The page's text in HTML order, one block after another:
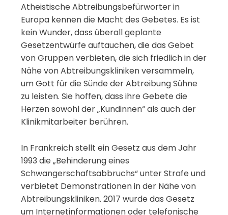
Atheistische Abtreibungsbefürworter in
Europa kennen die Macht des Gebetes. Es ist
kein Wunder, dass überall geplante
Gesetzentwürfe auftauchen, die das Gebet
von Gruppen verbieten, die sich friedlich in der
Nähe von Abtreibungskliniken versammeln,
um Gott für die Sünde der Abtreibung Sühne
zu leisten. Sie hoffen, dass ihre Gebete die
Herzen sowohl der „Kundinnen“ als auch der
Klinikmitarbeiter berühren.
In Frankreich stellt ein Gesetz aus dem Jahr
1993 die „Behinderung eines
Schwangerschaftsabbruchs“ unter Strafe und
verbietet Demonstrationen in der Nähe von
Abtreibungskliniken. 2017 wurde das Gesetz
um Internetinformationen oder telefonische